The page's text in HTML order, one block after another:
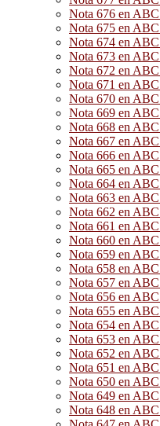
Nota 676 en
Nota 675 en
Nota 674 en
Nota 673 en
Nota 672 en
Nota 671 en
Nota 670 en
Nota 669 en
Nota 668 en
Nota 667 en
Nota 666 en
Nota 665 en
Nota 664 en
Nota 663 en
Nota 662 en
Nota 661 en
Nota 660 en
Nota 659 en
Nota 658 en
Nota 657 en
Nota 656 en
Nota 655 en
Nota 654 en
Nota 653 en
Nota 652 en
Nota 651 en
Nota 650 en
Nota 649 en
Nota 648 en